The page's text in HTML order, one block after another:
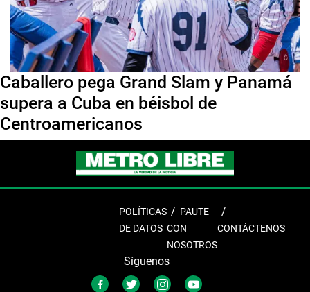
Caballero pega Grand Slam y Panamá
supera a Cuba en béisbol de
Centroamericanos
POLÍTICAS
DE DATOS
PAUTE
CON
NOSOTROS
CONTÁCTENOS
Síguenos